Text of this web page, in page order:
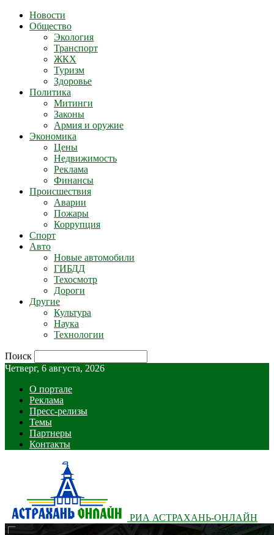
Новости
Общество
Экология
Транспорт
ЖКХ
Туризм
Здоровье
Политика
Митинги
Законы
Армия и оружие
Экономика
Цены
Недвижимость
Реклама
Финансы
Происшествия
Аварии
Пожары
Коррупция
Спорт
Авто
Новые автомобили
ГИБДД
Техосмотр
Дороги
Другие
Культура
Наука
Технологии
Поиск
Четверг, 6 августа, 2026
О портале
Реклама
Пресс-релизы
Темы
Партнеры
Контакты
РИА АСТРАХАНЬ-ОНЛАЙН